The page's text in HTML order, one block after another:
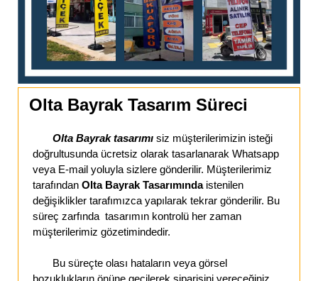
Olta Bayrak Tasarım Süreci
Olta Bayrak tasarımı siz müşterilerimizin isteği
doğrultusunda ücretsiz olarak tasarlanarak Whatsapp
veya E-mail yoluyla sizlere gönderilir. Müşterilerimiz
tarafından Olta Bayrak Tasarımında istenilen
değişiklikler tarafımızca yapılarak tekrar gönderilir. Bu
süreç zarfında tasarımın kontrolü her zaman
müşterilerimiz gözetimindedir.
Bu süreçte olası hataların veya görsel